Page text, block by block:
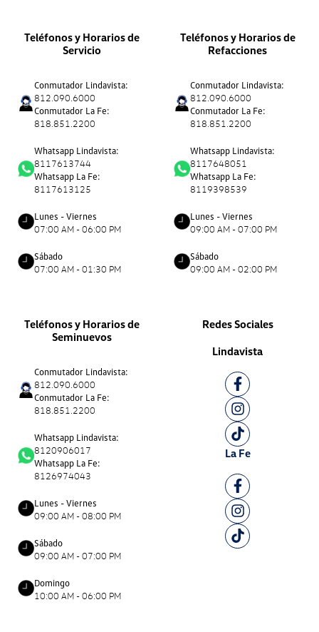
Teléfonos y Horarios de
Servicio
Conmutador Lindavista:
812.090.6000
Conmutador La Fe:
818.851.2200
Whatsapp Lindavista:
8117613744
Whatsapp La Fe:
8117613125
Lunes - Viernes
07:00 AM - 06:00 PM
Sábado
07:00 AM - 01:30 PM
Teléfonos y Horarios de
Refacciones
Conmutador Lindavista:
812.090.6000
Conmutador La Fe:
818.851.2200
Whatsapp Lindavista:
8117648051
Whatsapp La Fe:
8119398539
Lunes - Viernes
09:00 AM - 07:00 PM
Sábado
09:00 AM - 02:00 PM
Teléfonos y Horarios de
Seminuevos
Conmutador Lindavista:
812.090.6000
Conmutador La Fe:
818.851.2200
Whatsapp Lindavista:
8120906017
Whatsapp La Fe:
8126974043
Lunes - Viernes
09:00 AM - 08:00 PM
Sábado
09:00 AM - 07:00 PM
Domingo
10:00 AM - 06:00 PM
Redes Sociales
Lindavista
La Fe